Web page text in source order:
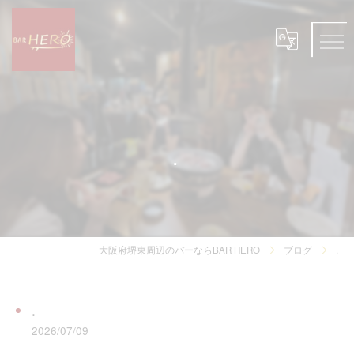
.
大阪府堺東周辺のバーならBAR HERO ブログ
.
2026/07/09